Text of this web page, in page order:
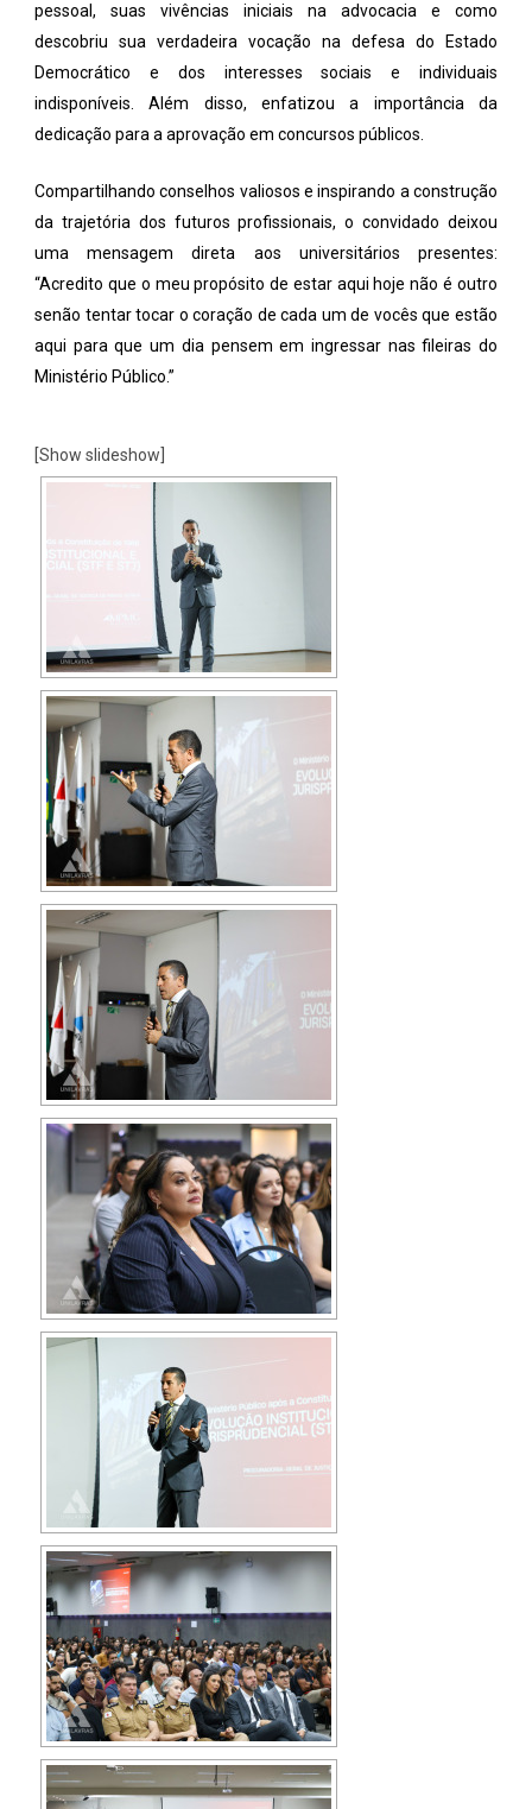
pessoal, suas vivências iniciais na advocacia e como
descobriu sua verdadeira vocação na defesa do Estado
Democrático e dos interesses sociais e individuais
indisponíveis. Além disso, enfatizou a importância da
dedicação para a aprovação em concursos públicos.
Compartilhando conselhos valiosos e inspirando a construção
da trajetória dos futuros profissionais, o convidado deixou
uma mensagem direta aos universitários presentes:
“Acredito que o meu propósito de estar aqui hoje não é outro
senão tentar tocar o coração de cada um de vocês que estão
aqui para que um dia pensem em ingressar nas fileiras do
Ministério Público.”
[Show slideshow]